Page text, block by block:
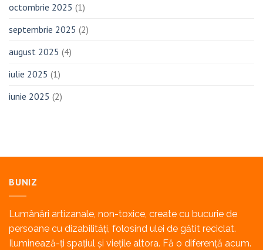
octombrie 2025 (1)
septembrie 2025 (2)
august 2025 (4)
iulie 2025 (1)
iunie 2025 (2)
BUNIZ
Lumânări artizanale, non-toxice, create cu bucurie de
persoane cu dizabilități, folosind ulei de gătit reciclat.
Iluminează-ți spațiul și viețile altora. Fă o diferență acum.